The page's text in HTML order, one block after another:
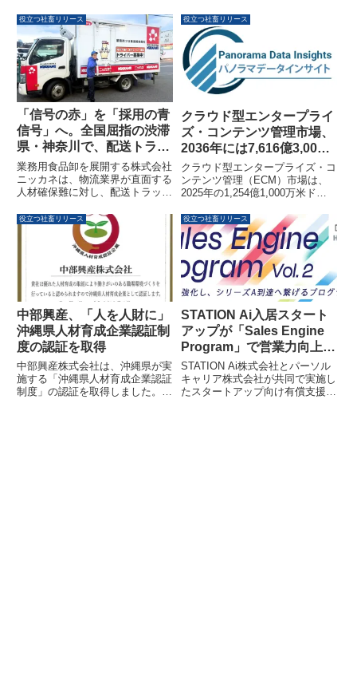
新教材を人気教材「デイリートピ
ック」に追加しました。身近な素
材から生まれる創造性や発想の転
換を通じて、現代アートの楽しさ
や日本語での表現力を養うことを
目指します。
SmartHR」を導入しました。こ
れにより、シフト作成時間が大幅
に短縮され、全店舗のシフト可視
化と人件費コントロールが可能に
なったことが発表されました。
役立つ社畜リリース
「信号の赤」を「採用の青
信号」へ。全国屈指の渋滞
県・神奈川で、配送トラッ
クを『地域共生メディア』
化する採用戦略が始動
業務用食品卸を展開する株式会社
ニッカネは、物流業界が直面する
人材確保難に対し、配送トラック
プロジェクト「動く求人票」を神
奈川営業所で本格始動しました。
交通量の多さと渋滞が課題である
神奈川県の特性を逆手に取り、信
号待ちや渋滞時間を潜在ドライバ
ーとの「継続的な出会い機会」へ
と転換するユニークな採用戦略で
す。
役立つ社畜リリース
クラウド型エンタープライ
ズ・コンテンツ管理市場、
2036年には7,616億3,000
万米ドル規模に成長予測
クラウド型エンタープライズ・コ
ンテンツ管理（ECM）市場は、
2025年の1,254億1,000万米ドル
万米ドルへと大幅な成長が見込ま
れています。年平均成長率
（CAGR）は17.82％に達する予
測です。この成長は、企業のデジ
タル化の進展、リモートワークの
普及、データセキュリティの重要
性の高まりなどが背景にありま
す。
役立つ社畜リリース
中部興産、「人を人財に」
沖縄県人材育成企業認証制
度の認証を取得
中部興産株式会社は、沖縄県が実
施する「沖縄県人材育成企業認証
制度」の認証を取得しました。同
役立つ社畜リリース
STATION Ai入居スタート
アップが「Sales Engine
Program」で営業力向上を
実現、成功事例を公開
STATION Ai株式会社とパーソル
キャリア株式会社が共同で実施し
たスタートアップ向け有償支援プ